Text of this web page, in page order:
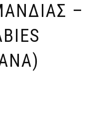
–